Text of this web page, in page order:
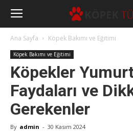
Ana Sayfa Köpek Bakımı ve Eğitimi
Köpek Bakımı ve Eğitimi
Köpekler
Faydaları ve
Gerekenler
By admin - 30 Kasım 2024